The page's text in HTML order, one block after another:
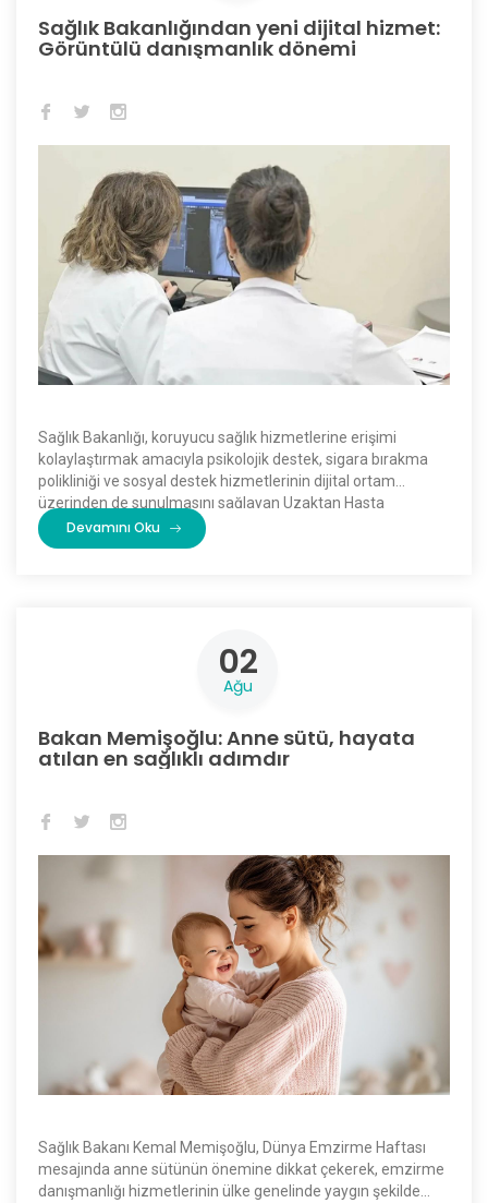
Sağlık Bakanlığından yeni dijital hizmet:
Görüntülü danışmanlık dönemi
Sağlık Bakanlığı, koruyucu sağlık hizmetlerine erişimi
kolaylaştırmak amacıyla psikolojik destek, sigara bırakma
polikliniği ve sosyal destek hizmetlerinin dijital ortam
üzerinden de sunulmasını sağlayan Uzaktan Hasta
Değerlendirme Sistemini (UHDS) Sağlıklı Hayat
Merkezlerinde de hayata geçirdi. […]
Devamını Oku
02
Ağu
Bakan Memişoğlu: Anne sütü, hayata
atılan en sağlıklı adımdır
Sağlık Bakanı Kemal Memişoğlu, Dünya Emzirme Haftası
mesajında anne sütünün önemine dikkat çekerek, emzirme
danışmanlığı hizmetlerinin ülke genelinde yaygın şekilde